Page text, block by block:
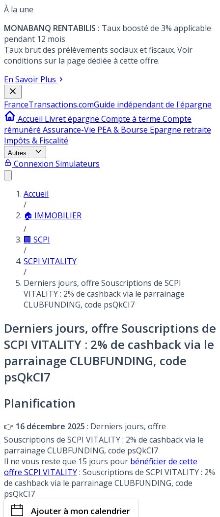
À la une
MONABANQ RENTABILIS : Taux boosté de 3% applicable
pendant 12 mois
Taux brut des prélèvements sociaux et fiscaux. Voir
conditions sur la page dédiée à cette offre.
En Savoir Plus
FranceTransactions.comGuide indépendant de l'épargne
Accueil Livret épargne Compte à terme Compte
rémunéré Assurance-Vie PEA & Bourse Epargne retraite
Impôts & Fiscalité
Autres...
Connexion Simulateurs
Accueil
/
🏠 IMMOBILIER
/
🏢 SCPI
/
SCPI VITALITY
/
Derniers jours, offre Souscriptions de SCPI
VITALITY : 2% de cashback via le parrainage
CLUBFUNDING, code psQkCI7
Derniers jours, offre Souscriptions de
SCPI VITALITY : 2% de cashback via le
parrainage CLUBFUNDING, code
psQkCI7
Planification
👉 16 décembre 2025 : Derniers jours, offre
Souscriptions de SCPI VITALITY : 2% de cashback via le
parrainage CLUBFUNDING, code psQkCI7
Il ne vous reste que 15 jours pour bénéficier de cette
offre SCPI VITALITY: Souscriptions de SCPI VITALITY : 2%
de cashback via le parrainage CLUBFUNDING, code
psQkCI7
Ajouter à mon calendrier